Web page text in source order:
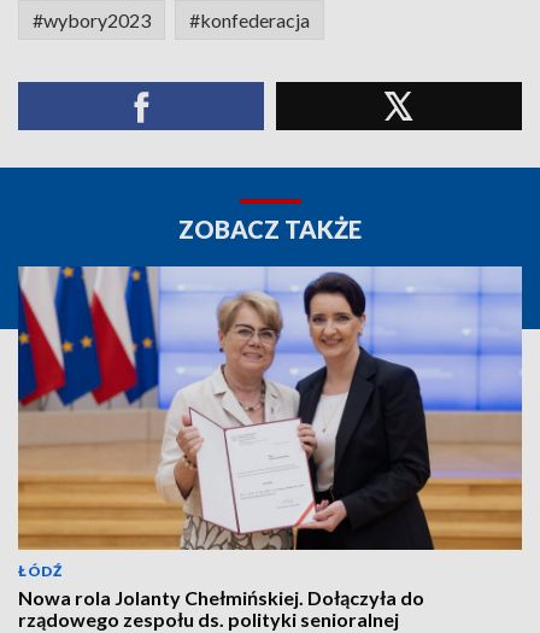
#wybory2023 #konfederacja
ZOBACZ TAKŻE
ŁÓDŹ
Nowa rola Jolanty Chełmińskiej. Dołączyła do
rządowego zespołu ds. polityki senioralnej